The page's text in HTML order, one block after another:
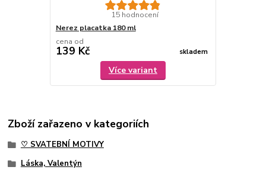
15 hodnocení
Nerez placatka 180 ml
cena od
139 Kč skladem
Více variant
Zboží zařazeno v kategoriích
♡ SVATEBNÍ MOTIVY
Láska, Valentýn